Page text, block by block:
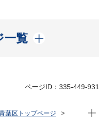
一覧
く
ページID：335-449-931
葉区トップページ
現在